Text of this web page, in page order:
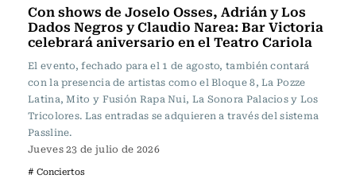
Con shows de Joselo Osses, Adrián y Los
Dados Negros y Claudio Narea: Bar Victoria
celebrará aniversario en el Teatro Cariola
El evento, fechado para el 1 de agosto, también contará
con la presencia de artistas como el Bloque 8, La Pozze
Latina, Mito y Fusión Rapa Nui, La Sonora Palacios y Los
Tricolores. Las entradas se adquieren a través del sistema
Passline.
Jueves 23 de julio de 2026
# Conciertos